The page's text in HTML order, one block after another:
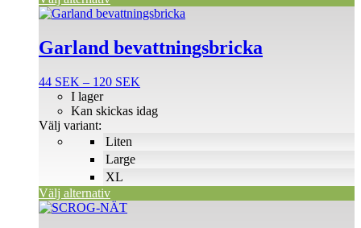
produktsidan
Garland bevattningsbricka
44 SEK – 120 SEK
till
Liten
Large
XL
I lager
Kan skickas idag
Välj variant:
Välj alternativ
Den
produkten
har
varianter.
olika
alternativen
produktsidan
Den